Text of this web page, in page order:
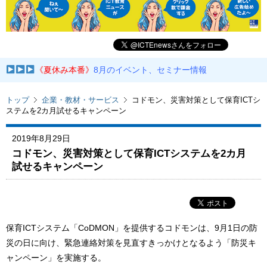
《夏休み本番》8月のイベント、セミナー情報
トップ 企業・教材・サービス
コドモン、災害対策として保育ICTシ
ステムを2カ月試せるキャンペーン
2019年8月29日
コドモン、災害対策として保育ICTシステムを2カ月
試せるキャンペーン
保育ICTシステム「CoDMON」を提供するコドモンは、9月1日の防
災の日に向け、緊急連絡対策を見直すきっかけとなるよう「防災キ
ャンペーン」を実施する。